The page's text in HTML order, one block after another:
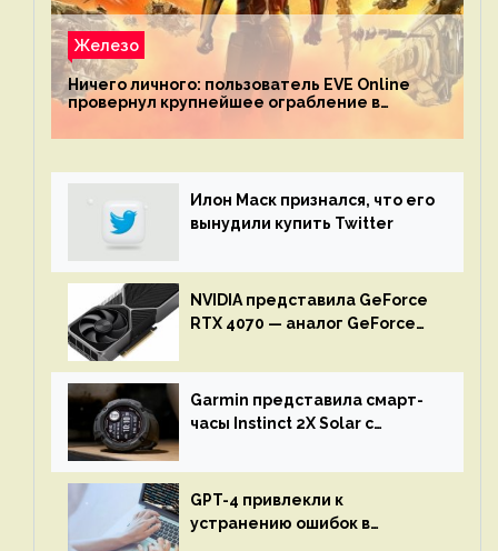
Железо
Ничего личного: пользователь EVE Online
провернул крупнейшее ограбление в
механике
Илон Маск признался, что его
вынудили купить Twitter
NVIDIA представила GeForce
RTX 4070 — аналог GeForce
Garmin представила смарт-
часы Instinct 2X Solar с
GPT-4 привлекли к
устранению ошибок в